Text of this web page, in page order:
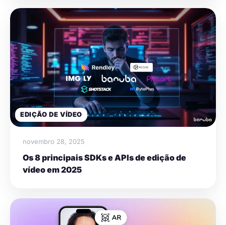
EDIÇÃO DE VÍDEO
novembro 28, 2025
Os 8 principais SDKs e APIs de edição de
vídeo em 2025